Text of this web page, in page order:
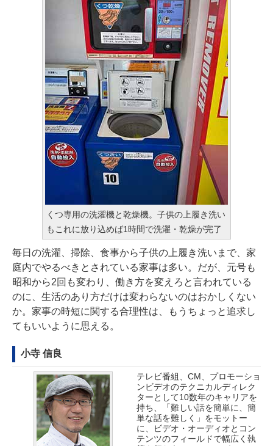
くつ専用の洗濯機と乾燥機。子供の上履き洗い
もこれに放り込めば1時間で洗濯・乾燥が完了
毎日の洗濯、掃除、食事から子供の上履き洗いまで、家
庭内でやるべきとされている家事は多い。だが、元号も
昭和から2回も変わり、働き方を変えろと言われている
のに、生活のあり方だけは変わらないのはおかしくない
か。家事の時短に関する合理性は、もうちょっと追求し
てもいいように思える。
小寺 信良
テレビ番組、CM、プロモーショ
ンビデオのテクニカルディレク
ターとして10数年のキャリアを
持ち、「難しい話を簡単に、簡
単な話を難しく」をモットー
に、ビデオ・オーディオとコン
テンツのフィールドで幅広く執